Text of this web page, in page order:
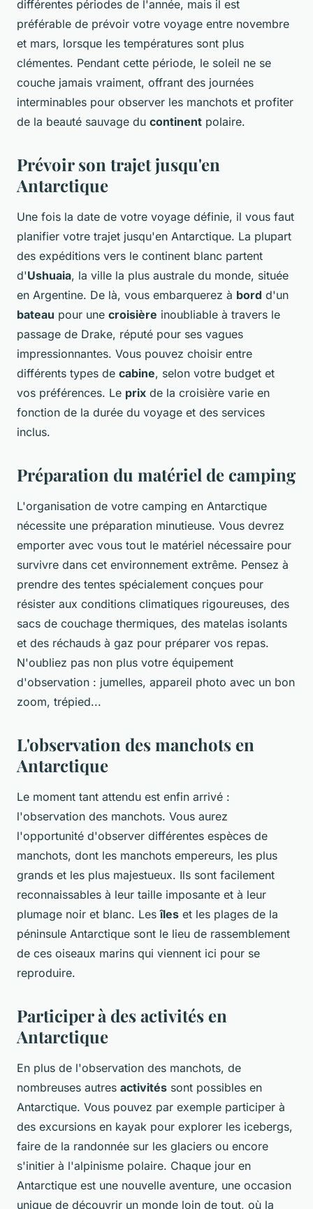
différentes périodes de l'année, mais il est
préférable de prévoir votre voyage entre novembre
et mars, lorsque les températures sont plus
clémentes. Pendant cette période, le soleil ne se
couche jamais vraiment, offrant des journées
interminables pour observer les manchots et profiter
de la beauté sauvage du continent polaire.
Prévoir son trajet jusqu'en
Antarctique
Une fois la date de votre voyage définie, il vous faut
planifier votre trajet jusqu'en Antarctique. La plupart
des expéditions vers le continent blanc partent
d'Ushuaia, la ville la plus australe du monde, située
en Argentine. De là, vous embarquerez à bord d'un
bateau pour une croisière inoubliable à travers le
passage de Drake, réputé pour ses vagues
impressionnantes. Vous pouvez choisir entre
différents types de cabine, selon votre budget et
vos préférences. Le prix de la croisière varie en
fonction de la durée du voyage et des services
inclus.
Préparation du matériel de camping
L'organisation de votre camping en Antarctique
nécessite une préparation minutieuse. Vous devrez
emporter avec vous tout le matériel nécessaire pour
survivre dans cet environnement extrême. Pensez à
prendre des tentes spécialement conçues pour
résister aux conditions climatiques rigoureuses, des
sacs de couchage thermiques, des matelas isolants
et des réchauds à gaz pour préparer vos repas.
N'oubliez pas non plus votre équipement
d'observation : jumelles, appareil photo avec un bon
zoom, trépied...
L'observation des manchots en
Antarctique
Le moment tant attendu est enfin arrivé :
l'observation des manchots. Vous aurez
l'opportunité d'observer différentes espèces de
manchots, dont les manchots empereurs, les plus
grands et les plus majestueux. Ils sont facilement
reconnaissables à leur taille imposante et à leur
plumage noir et blanc. Lesîles et les plages de la
péninsule Antarctique sont le lieu de rassemblement
de ces oiseaux marins qui viennent ici pour se
reproduire.
Participer à des activités en
Antarctique
En plus de l'observation des manchots, de
nombreuses autres activités sont possibles en
Antarctique. Vous pouvez par exemple participer à
des excursions en kayak pour explorer les icebergs,
faire de la randonnée sur les glaciers ou encore
s'initier à l'alpinisme polaire. Chaque jour en
Antarctique est une nouvelle aventure, une occasion
unique de découvrir un monde loin de tout, où la